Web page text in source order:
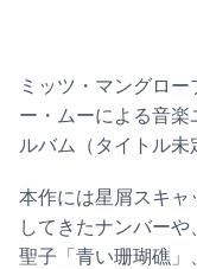
ミッツ・マングロ
ー・ムーによる音
ルバム（タイトル未
本作には星屑スキ
してきたナンバー
聖子「青い珊瑚礁